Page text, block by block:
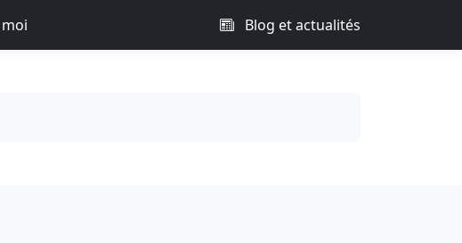
Blog et actualités